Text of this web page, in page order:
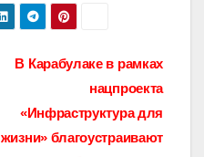
В Карабулаке в рамках
нацпроекта
«Инфраструктура для
жизни» благоустраивают